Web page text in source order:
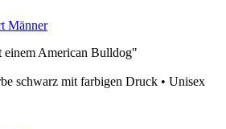
Männer
einem American Bulldog"
schwarz mit farbigen Druck • Unisex